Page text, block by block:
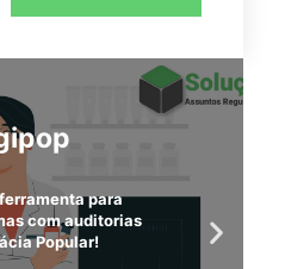
para
com auditorias
Popular!